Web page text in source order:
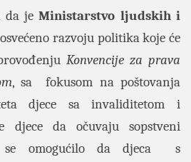
da jeMinistarstvo ljudskih i
razvoju politika koje će
Konvencije za prava
, sa fokusom na poštovanja
djece sa invaliditetom i
djece da očuvaju sopstveni
omogućilo da djeca s